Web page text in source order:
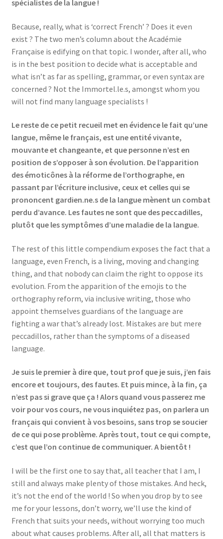
spécialistes de la langue !
Because, really, what is ‘correct French’ ? Does it even
exist ? The two men’s column about the Académie
Française is edifying on that topic. I wonder, after all, who
is in the best position to decide what is acceptable and
what isn’t as far as spelling, grammar, or even syntax are
concerned ? Not the Immortel.le.s, amongst whom you
will not find many language specialists !
Le reste de ce petit recueil met en évidence le fait qu’une
langue, même le français, est une entité vivante,
mouvante et changeante, et que personne n’est en
position de s’opposer à son évolution. De l’apparition
des émoticônes à la réforme de l’orthographe, en
passant par l’écriture inclusive, ceux et celles qui se
prononcent gardien.ne.s de la langue mènent un combat
perdu d’avance. Les fautes ne sont que des peccadilles,
plutôt que les symptômes d’une maladie de la langue.
The rest of this little compendium exposes the fact that a
language, even French, is a living, moving and changing
thing, and that nobody can claim the right to oppose its
evolution. From the apparition of the emojis to the
orthography reform, via inclusive writing, those who
appoint themselves guardians of the language are
fighting a war that’s already lost. Mistakes are but mere
peccadillos, rather than the symptoms of a diseased
language.
Je suis le premier à dire que, tout prof que je suis, j’en fais
encore et toujours, des fautes. Et puis mince, à la fin, ça
n’est pas si grave que ça ! Alors quand vous passerez me
voir pour vos cours, ne vous inquiétez pas, on parlera un
français qui convient à vos besoins, sans trop se soucier
de ce qui pose problème. Après tout, tout ce qui compte,
c’est que l’on continue de communiquer. A bientôt !
I will be the first one to say that, all teacher that I am, I
still and always make plenty of those mistakes. And heck,
it’s not the end of the world ! So when you drop by to see
me for your lessons, don’t worry, we’ll use the kind of
French that suits your needs, without worrying too much
about what causes problems. After all, all that matters is